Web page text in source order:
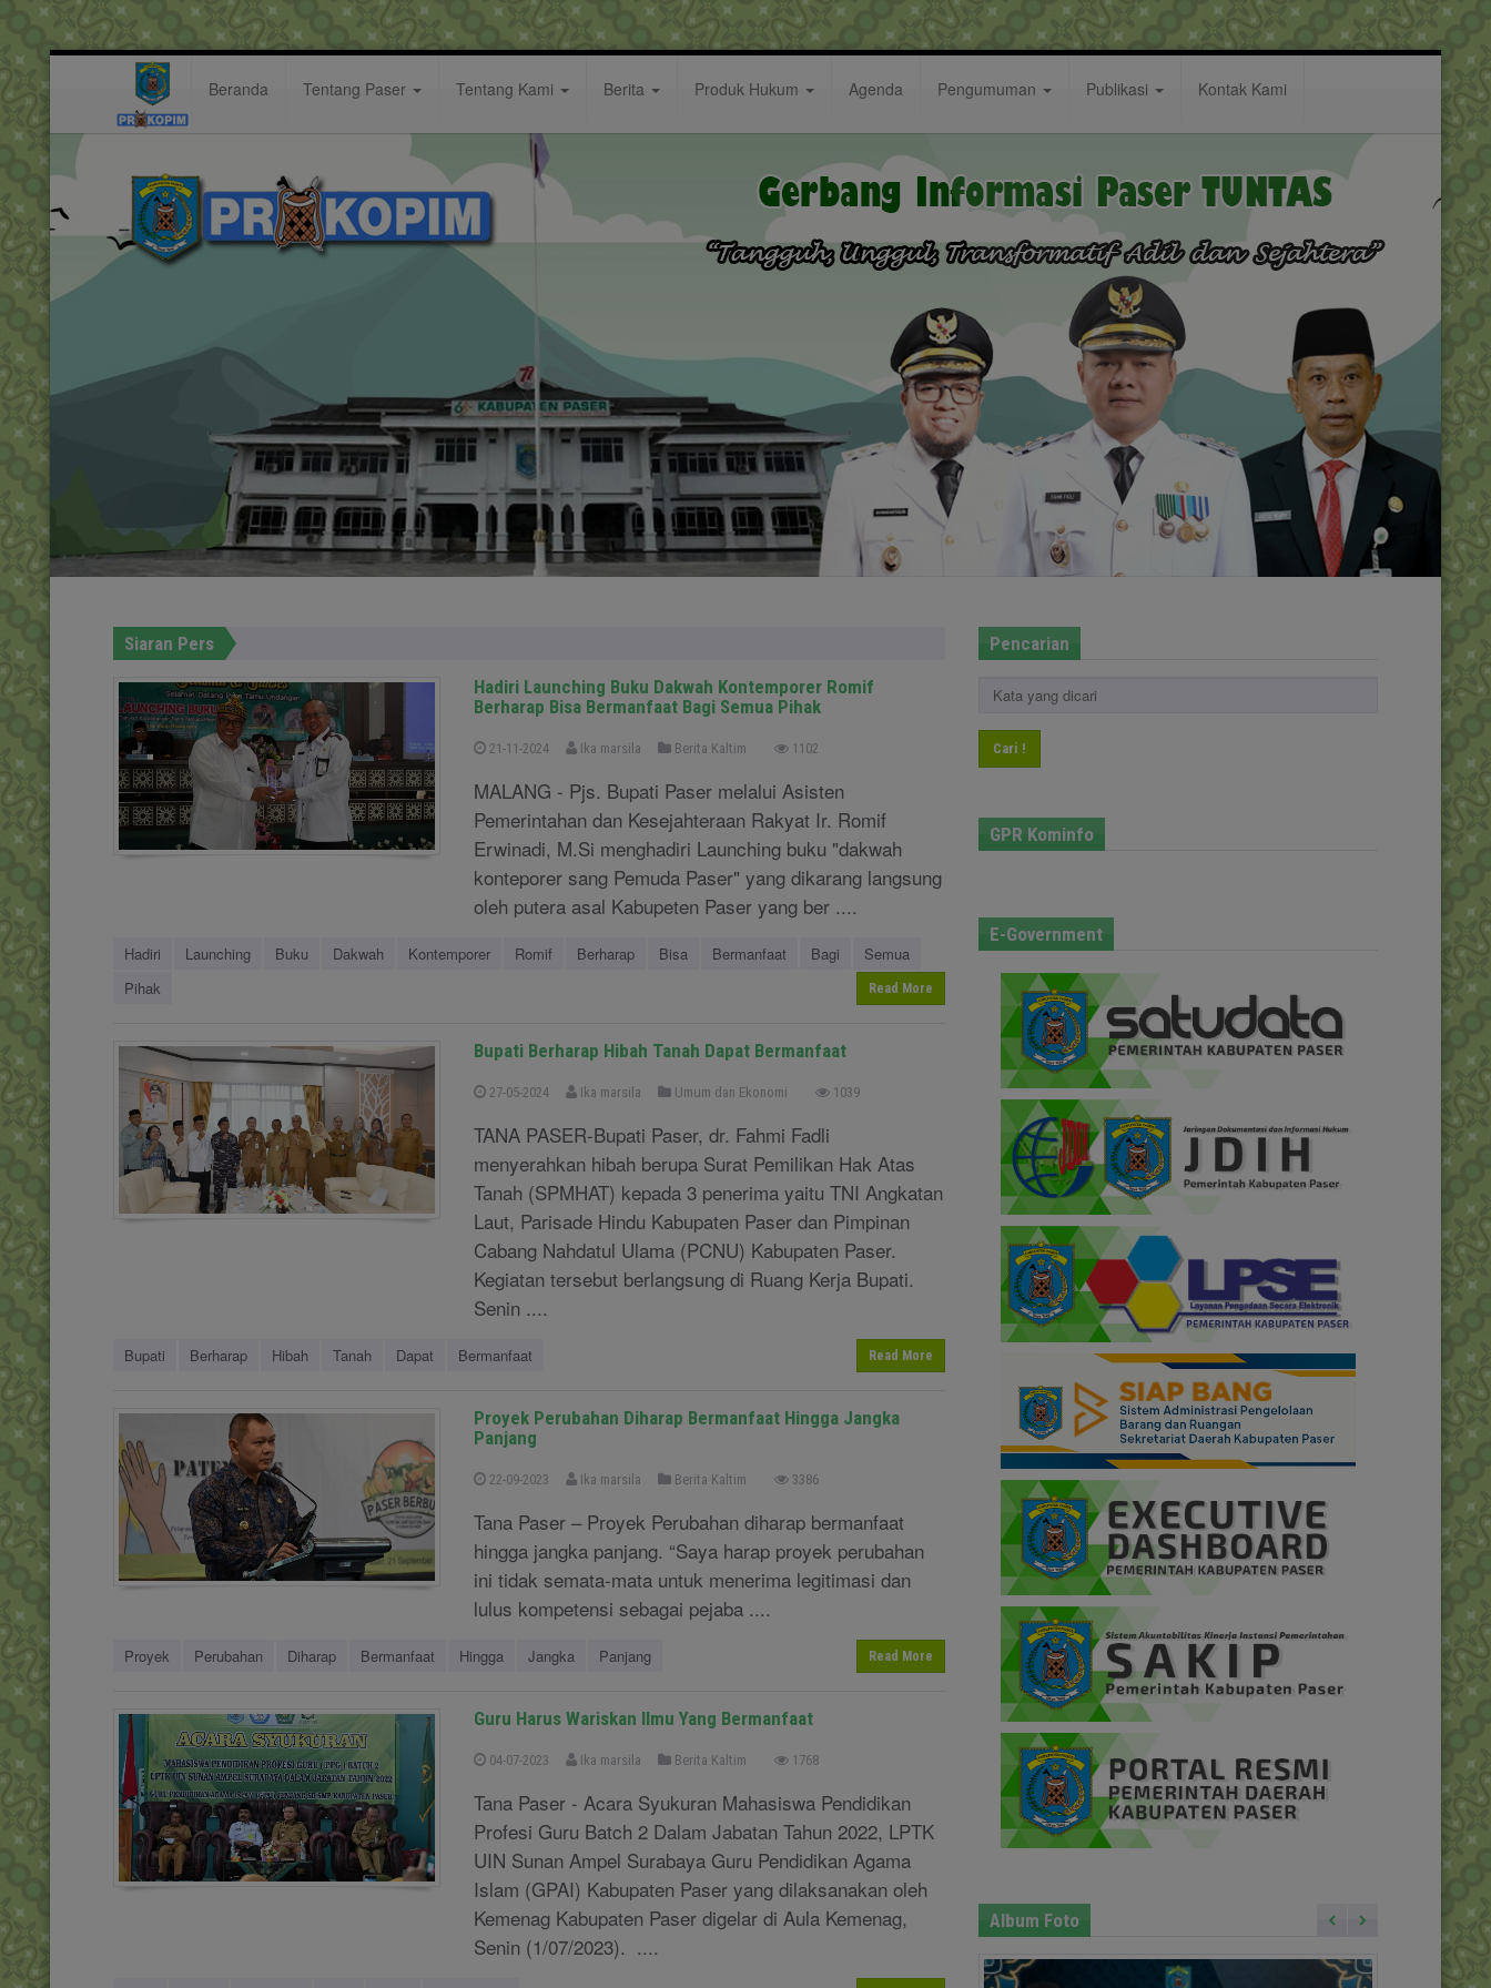
Beranda Tentang Paser Tentang Kami Berita Produk Hukum Agenda Pengumuman Publikasi Kontak Kami
Hastag:
Siaran Pers
Hadiri Launching Buku Dakwah Kontemporer Romif
Berharap Bisa Bermanfaat Bagi Semua Pihak
21-11-2024 Ika marsila Berita Kaltim 1102
MALANG - Pjs. Bupati Paser melalui Asisten
Pemerintahan dan Kesejahteraan Rakyat Ir. Romif
Erwinadi, M.Si menghadiri Launching buku "dakwah
konteporer sang Pemuda Paser" yang dikarang langsung
oleh putera asal Kabupeten Paser yang ber ....
Hadiri Launching Buku Dakwah Kontemporer Romif Berharap Bisa Bermanfaat Bagi
Semua
Pihak
Read More
Bupati Berharap Hibah Tanah Dapat Bermanfaat
27-05-2024 Ika marsila Umum dan Ekonomi 1039
TANA PASER-Bupati Paser, dr. Fahmi Fadli
menyerahkan hibah berupa Surat Pemilikan Hak Atas
Tanah (SPMHAT) kepada 3 penerima yaitu TNI Angkatan
Laut, Parisade Hindu Kabupaten Paser dan Pimpinan
Cabang Nahdatul Ulama (PCNU) Kabupaten Paser.
Kegiatan tersebut berlangsung di Ruang Kerja Bupati.
Senin ....
Bupati Berharap Hibah Tanah Dapat Bermanfaat Read More
Proyek Perubahan Diharap Bermanfaat Hingga Jangka
Panjang
22-09-2023 Ika marsila Berita Kaltim 3386
Tana Paser – Proyek Perubahan diharap bermanfaat
hingga jangka panjang. “Saya harap proyek perubahan
ini tidak semata-mata untuk menerima legitimasi dan
lulus kompetensi sebagai pejaba ....
Proyek Perubahan Diharap Bermanfaat Hingga Jangka Panjang Read More
Guru Harus Wariskan Ilmu Yang Bermanfaat
04-07-2023 Ika marsila Berita Kaltim 1768
Tana Paser - Acara Syukuran Mahasiswa Pendidikan
Profesi Guru Batch 2 Dalam Jabatan Tahun 2022, LPTK
UIN Sunan Ampel Surabaya Guru Pendidikan Agama
Islam (GPAI) Kabupaten Paser yang dilaksanakan oleh
Kemenag Kabupaten Paser digelar di Aula Kemenag,
Senin (1/07/2023). ....
Pencarian
Cari !
GPR Kominfo
E-Government
Album Foto